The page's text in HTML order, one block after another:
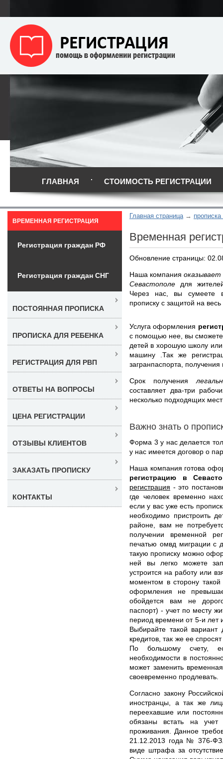
ГЛАВНАЯ СТОИМОСТЬ РЕГИСТРАЦИИ
Главная страница
Временная
Обновление страницы:
Наша компанияоказывает
Севастополе для
Через нас, вы сумеете
прописку с защитой на
Услуга оформления
с помощью нее, вы сможете
детей в хорошую школу
машину .Так же
загранпаспорта,
Срок получения
составляет два-три
несколько подходящих
Важно знать о
Форма 3 у нас делается
у нас имеется договор о
Наша компания готова
регистрацию в
регистрация - это
где человек временно
если у вас уже есть
необходимо пристроить
районе, вам не
получении временной
печатью омвд миграции с
такую прописку можно
ней вы легко можете
устроится на работу или
моментом в сторону
оформления не
обойдется вам не
паспорт) - учет по месту
период времени от 5-и лет
Выбирайте такой
кредитов, так же ее
По большому счету,
необходимости в
может заменить
своевременно продлевать.
Согласно закону
иностранцы, а так же
переехавшие или
обязаны встать на
проживания. Данное
21.12.2013 года № 376-ФЗ.
виде штрафа за
ВРЕМЕННАЯ РЕГИСТРАЦИЯ
Регистрация граждан РФ
Регистрация граждан СНГ
ПОСТОЯННАЯ ПРОПИСКА
ПРОПИСКА ДЛЯ РЕБЕНКА
РЕГИСТРАЦИЯ ДЛЯ РВП
ОТВЕТЫ НА ВОПРОСЫ
ЦЕНА РЕГИСТРАЦИИ
ОТЗЫВЫ КЛИЕНТОВ
ЗАКАЗАТЬ ПРОПИСКУ
КОНТАКТЫ